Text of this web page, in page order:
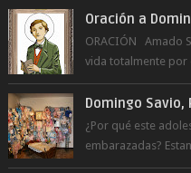
Oración a
ORACIÓN Amado
vida totalmente por
a la juventud para ...
Domingo Savio,
¿Por qué este
embarazadas?
día le pide a Don